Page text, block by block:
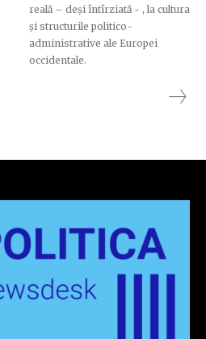
reală – deși întîrziată - , la cultura
și structurile politico-
administrative ale Europei
occidentale.